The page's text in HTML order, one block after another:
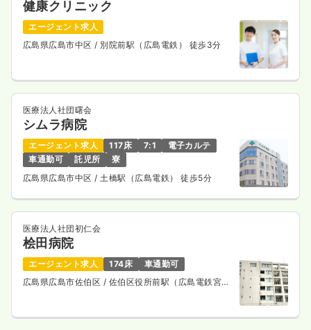
健康クリニック
エージェント求人
広島県広島市中区/ 別院前駅（広島電鉄） 徒歩3分
医療法人社団曙会
シムラ病院
エージェント求人 117床 7:1
電子カルテ
車通勤可
託児所
寮
広島県広島市中区 / 土橋駅（広島電鉄） 徒歩5分
医療法人社団初仁会
桧田病院
エージェント求人 174床
車通勤可
広島県広島市佐伯区 / 佐伯区役所前駅（広島電鉄宮島